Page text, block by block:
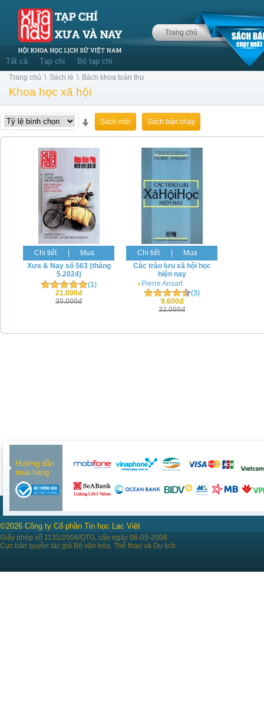
Trang chủ
Tất cả Tạp chí Bộ tạp chí
Trang chủ \ Sách lẻ \ Bách khoa toàn thư
Khoa học xã hội
Sách mới Sách bán chạy
Chi tiết
Mua
Xưa & Nay số 563 (tháng
5.2024)
(1)
21.000đ
30.000đ
Chi tiết
Mua
Các trào lưu xã hội học
hiện nay
Pierre Ansart
(3)
9.600đ
32.000đ
Hướng dẫn
mua hàng
©2026 Công ty Cổ phần Tin học Lạc Việt
Giấy phép số 1131/2008/QTG, cấp ngày 06-05-2008
Cục bản quyền tác giả Bộ văn hóa, Thể thao và Du lịch